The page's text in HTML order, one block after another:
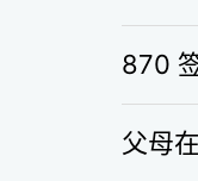
870
父母